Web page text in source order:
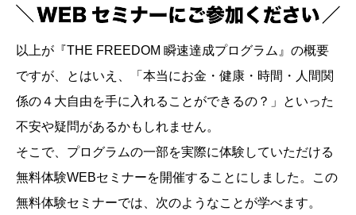
以上が『THE FREEDOM 瞬速達成プログラム』の概要
ですが、とはいえ、「本当にお金・健康・時間・人間関
係の４大自由を手に入れることができるの？」といった
不安や疑問があるかもしれません。
そこで、プログラムの一部を実際に体験していただける
無料体験WEBセミナーを開催することにしました。この
無料体験セミナーでは、次のようなことが学べます。